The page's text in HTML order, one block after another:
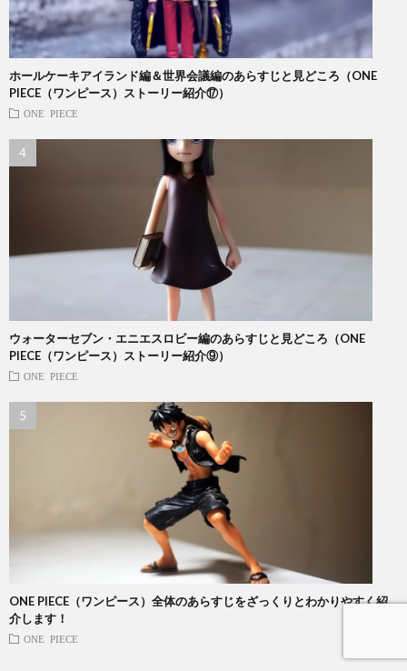
ホールケーキアイランド編＆世界会議編のあらすじと見どころ（ONE
PIECE（ワンピース）ストーリー紹介⑰）
ONE PIECE
ウォーターセブン・エニエスロビー編のあらすじと見どころ（ONE
PIECE（ワンピース）ストーリー紹介⑨）
ONE PIECE
ONE PIECE（ワンピース）全体のあらすじをざっくりとわかりやすく紹
介します！
ONE PIECE